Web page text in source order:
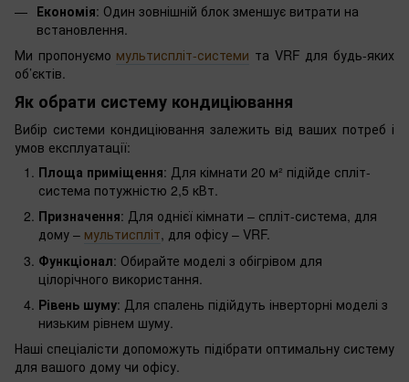
Економія: Один зовнішній блок зменшує витрати на
встановлення.
Ми пропонуємо мультиспліт-системи та VRF для будь-яких
об’єктів.
Як обрати систему кондиціювання
Вибір системи кондиціювання залежить від ваших потреб і
умов експлуатації:
Площа приміщення: Для кімнати 20 м² підійде спліт-
система потужністю 2,5 кВт.
Призначення: Для однієї кімнати – спліт-система, для
дому – мультиспліт, для офісу – VRF.
Функціонал: Обирайте моделі з обігрівом для
цілорічного використання.
Рівень шуму: Для спалень підійдуть інверторні моделі з
низьким рівнем шуму.
Наші спеціалісти допоможуть підібрати оптимальну систему
для вашого дому чи офісу.